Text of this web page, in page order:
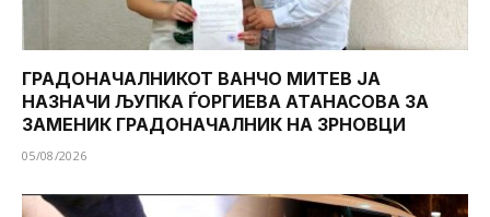
ГРАДОНАЧАЛНИКОТ ВАНЧО МИТЕВ ЈА
НАЗНАЧИ ЉУПКА ЃОРГИЕВА АТАНАСОВА ЗА
ЗАМЕНИК ГРАДОНАЧАЛНИК НА ЗРНОВЦИ
05/08/2026